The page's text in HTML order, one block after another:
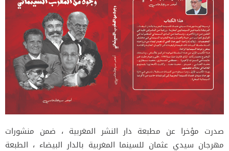
صدرت مؤخرا عن مطبعة دار النشر المغربية ، ضمن منشورات
مهرجان سيدي عثمان للسينما المغربية بالدار البيضاء ، الطبعة